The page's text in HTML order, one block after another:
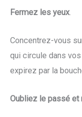
Fermez les yeux.
Concentrez-vous
qui circule dans
expirez par la
Oubliez le passé et